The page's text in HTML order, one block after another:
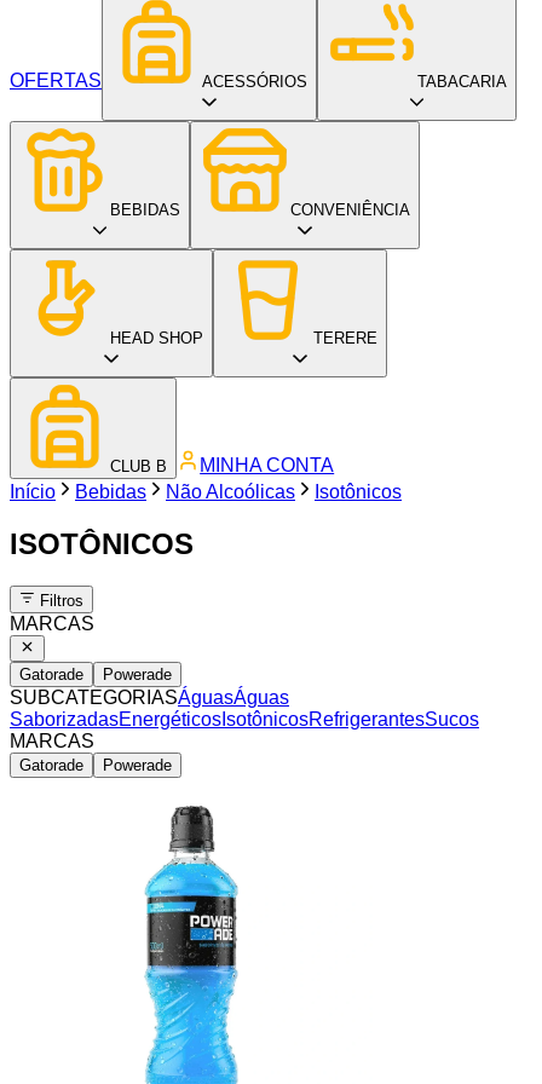
OFERTAS ACESSÓRIOS TABACARIA
BEBIDAS CONVENIÊNCIA
HEAD SHOP TERERE
CLUB B
MINHA CONTA
Início
Bebidas Não Alcoólicas Isotônicos
ISOTÔNICOS
Filtros
MARCAS
Gatorade Powerade
SUBCATEGORIASÁguasÁguas
SaborizadasEnergéticos IsotônicosRefrigerantesSucos
MARCAS
Gatorade Powerade